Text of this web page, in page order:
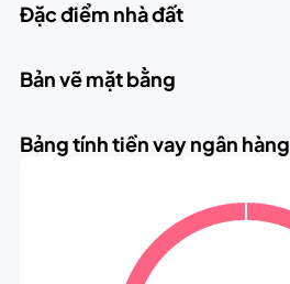
Đặc điểm nhà đất
Bản vẽ mặt bằng
Bảng tính tiền vay ngân hàng